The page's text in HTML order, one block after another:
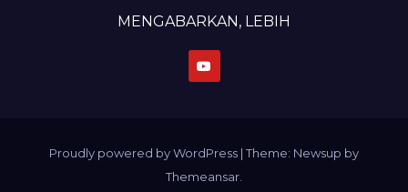
MENGABARKAN, LEBIH
Proudly powered by WordPress |Theme: Newsup by
Themeansar.